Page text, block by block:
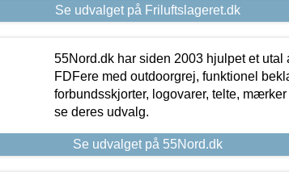
Se udvalget på Friluftslageret.dk
55Nord.dk har siden 2003 hjulpet et utal
FDFere med outdoorgrej, funktionel
forbundsskjorter, logovarer, telte,
se deres udvalg.
Se udvalget på 55Nord.dk